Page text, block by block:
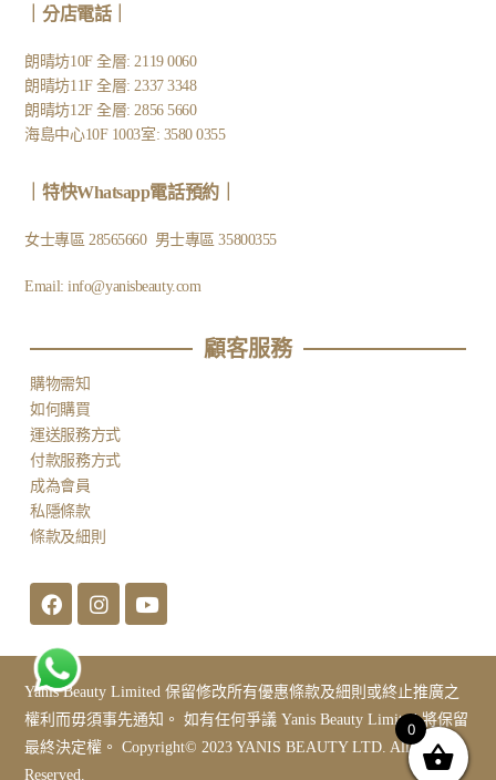
分店電話｜
朗晴坊10F 全層: 2119 0060
朗晴坊11F 全層: 2337 3348
朗晴坊12F 全層: 2856 5660
海島中心10F 1003室: 3580 0355
特快Whatsapp電話預約｜
女士專區28565660 男士專區35800355
Email:info@yanisbeauty.com
顧客服務​
購物需知
如何購買
運送服務方式
付款服務方式
成為會員
私隱條款
條款及細則
Yanis Beauty Limited 保留修改所有優惠條款及細則或終止推廣之
權利而毋須事先通知。 如有任何爭議 Yanis Beauty Limited 將保留
最終決定權。 Copyright© 2023 YANIS BEAUTY LTD. All Rights
Reserved.
0